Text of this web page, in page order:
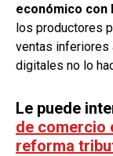
económico con
los productores
ventas inferiores
digitales no lo
Le puede
de comercio
reforma